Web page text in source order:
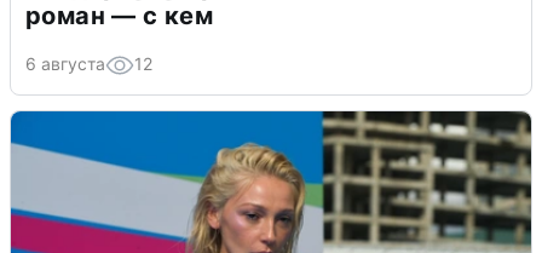
роман — с кем
6 августа 12